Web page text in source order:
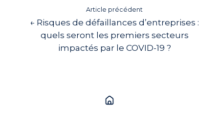
Article précédent
← Risques de défaillances d’entreprises :
quels seront les premiers secteurs
impactés par le COVID-19 ?